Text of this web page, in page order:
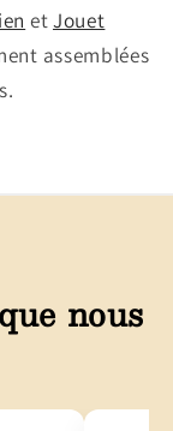
etJouet
assemblées
nous